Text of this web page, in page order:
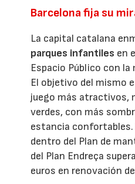
Barcelona fija su
La capital catalana
parques infantiles en
Espacio Público con la
El objetivo del mismo
juego más atractivos,
verdes, con más
estancia
dentro del Plan de
del Plan Endreça
euros en renovación